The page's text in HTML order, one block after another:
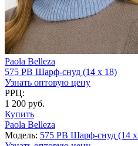
Paola Belleza
575 PB Шарф-снуд (14 x 18)
Узнать оптовую цену
РРЦ:
1 200 руб.
Купить
Paola Belleza
Модель: 575 PB Шарф-снуд (14